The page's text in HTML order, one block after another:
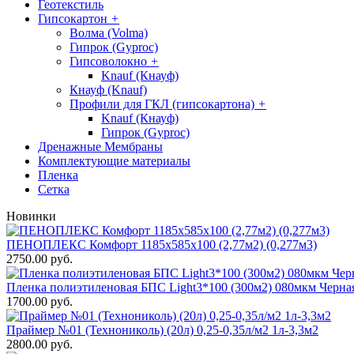
Геотекстиль
Гипсокартон +
Волма (Volma)
Гипрок (Gyproc)
Гипсоволокно +
Knauf (Кнауф)
Кнауф (Knauf)
Профили для ГКЛ (гипсокартона) +
Knauf (Кнауф)
Гипрок (Gyproc)
Дренажные Мембраны
Комплектующие материалы
Пленка
Сетка
Новинки
ПЕНОПЛЕКС Комфорт 1185х585х100 (2,77м2) (0,277м3)
2750.00 руб.
Пленка полиэтиленовая БПС Light3*100 (300м2) 080мкм
1700.00 руб.
Праймер №01 (Технониколь) (20л) 0,25-0,35л/м2 1л-3,3м2
2800.00 руб.